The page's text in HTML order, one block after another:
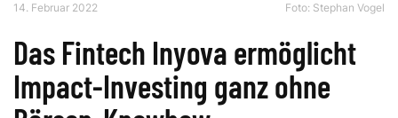
14. Februar 2022 Foto: Stephan Vogel
Das Fintech Inyova ermöglicht
Impact-Investing ganz ohne